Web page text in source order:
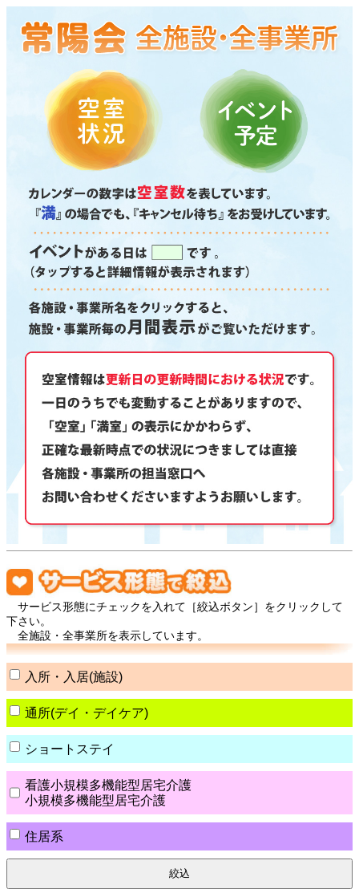
サービス形態にチェックを入れて［絞込ボタン］をクリックして
下さい。
全施設・全事業所を表示しています。
入所・入居(施設)
通所(デイ・デイケア)
ショートステイ
看護小規模多機能型居宅介護
小規模多機能型居宅介護
住居系